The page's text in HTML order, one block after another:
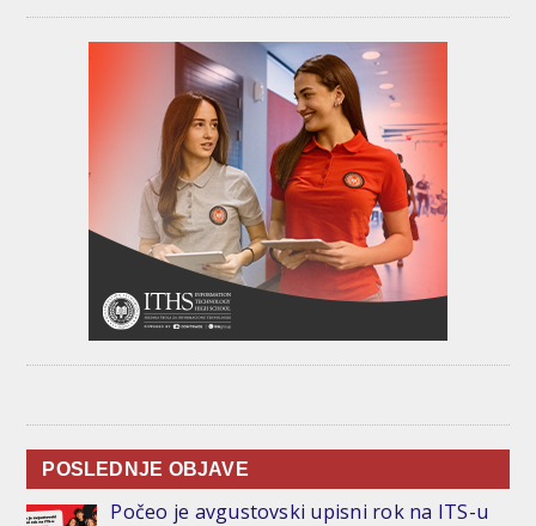
POSLEDNJE OBJAVE
Počeo je avgustovski upisni rok na ITS-u